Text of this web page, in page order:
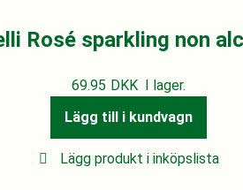
Rosé sparkling non
69.95 DKK I lager.
Lägg till i kundvagn
Lägg produkt i inköpslista